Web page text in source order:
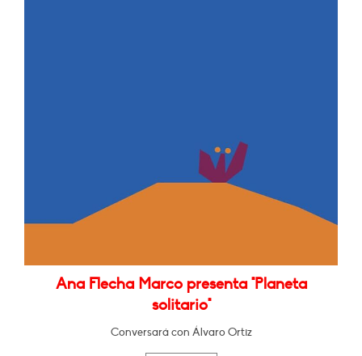
Ana Flecha Marco presenta "Planeta
solitario"
Conversará con Álvaro Ortiz